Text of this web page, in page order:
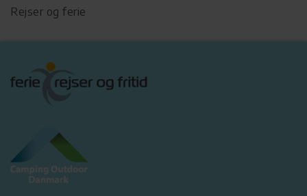
Rejser og ferie